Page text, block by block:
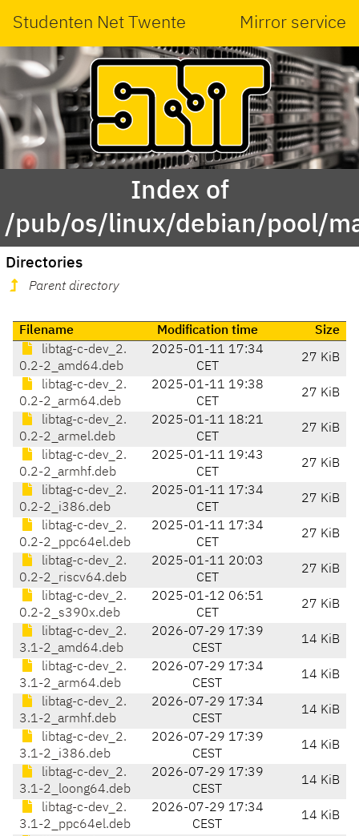
Studenten Net Twente Mirror service
Index of
/pub/os/linux/debian/pool/
Directories
Parent directory
Filename Modification time
Size
libtag-c-dev_2.
0.2-2_amd64.deb
2025-01-11 17:34
CET
27 KiB
libtag-c-dev_2.
0.2-2_arm64.deb
2025-01-11 19:38
CET
27 KiB
libtag-c-dev_2.
0.2-2_armel.deb
2025-01-11 18:21
CET
27 KiB
libtag-c-dev_2.
0.2-2_armhf.deb
2025-01-11 19:43
CET
27 KiB
libtag-c-dev_2.
0.2-2_i386.deb
2025-01-11 17:34
CET
27 KiB
libtag-c-dev_2.
0.2-2_ppc64el.deb
2025-01-11 17:34
CET
27 KiB
libtag-c-dev_2.
0.2-2_riscv64.deb
2025-01-11 20:03
CET
27 KiB
libtag-c-dev_2.
0.2-2_s390x.deb
2025-01-12 06:51
CET
27 KiB
libtag-c-dev_2.
3.1-2_amd64.deb
2026-07-29 17:39
CEST
14 KiB
libtag-c-dev_2.
3.1-2_arm64.deb
2026-07-29 17:34
CEST
14 KiB
libtag-c-dev_2.
3.1-2_armhf.deb
2026-07-29 17:34
CEST
14 KiB
libtag-c-dev_2.
3.1-2_i386.deb
2026-07-29 17:39
CEST
14 KiB
libtag-c-dev_2.
3.1-2_loong64.deb
2026-07-29 17:39
CEST
14 KiB
libtag-c-dev_2.
3.1-2_ppc64el.deb
2026-07-29 17:34
CEST
14 KiB